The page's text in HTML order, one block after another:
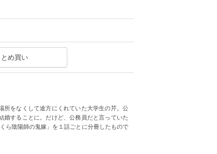
め買い
所をなくして途方にくれていた大学生の芹。公
婚することに。だけど、公務員だと言っていた
ら陰陽師の鬼嫁」を１話ごとに分冊したもので